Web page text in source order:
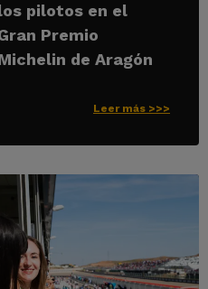
pilotos en el
Premio
de Aragón
Leer más >>>